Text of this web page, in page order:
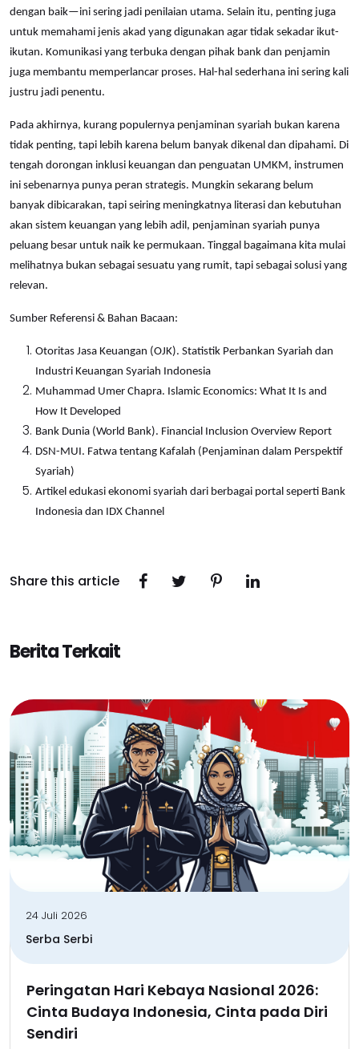
dengan baik—ini sering jadi penilaian utama. Selain itu, penting juga
untuk memahami jenis akad yang digunakan agar tidak sekadar ikut-
ikutan. Komunikasi yang terbuka dengan pihak bank dan penjamin
juga membantu memperlancar proses. Hal-hal sederhana ini sering kali
justru jadi penentu.
Pada akhirnya, kurang populernya penjaminan syariah bukan karena
tidak penting, tapi lebih karena belum banyak dikenal dan dipahami. Di
tengah dorongan inklusi keuangan dan penguatan UMKM, instrumen
ini sebenarnya punya peran strategis. Mungkin sekarang belum
banyak dibicarakan, tapi seiring meningkatnya literasi dan kebutuhan
akan sistem keuangan yang lebih adil, penjaminan syariah punya
peluang besar untuk naik ke permukaan. Tinggal bagaimana kita mulai
melihatnya bukan sebagai sesuatu yang rumit, tapi sebagai solusi yang
relevan.
Sumber Referensi & Bahan Bacaan:
Otoritas Jasa Keuangan (OJK). Statistik Perbankan Syariah dan
Industri Keuangan Syariah Indonesia
Muhammad Umer Chapra. Islamic Economics: What It Is and
How It Developed
Bank Dunia (World Bank). Financial Inclusion Overview Report
DSN-MUI. Fatwa tentang Kafalah (Penjaminan dalam Perspektif
Syariah)
Artikel edukasi ekonomi syariah dari berbagai portal seperti Bank
Indonesia dan IDX Channel
Share this article
Berita Terkait
24 Juli 2026
Serba Serbi
Peringatan Hari Kebaya Nasional 2026:
Cinta Budaya Indonesia, Cinta pada Diri
Sendiri